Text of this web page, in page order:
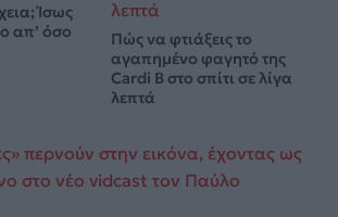
Ίσως
απ’ όσο
Πώς να φτιάξεις το
αγαπημένο φαγητό της
Cardi B στο σπίτι σε λίγα
λεπτά